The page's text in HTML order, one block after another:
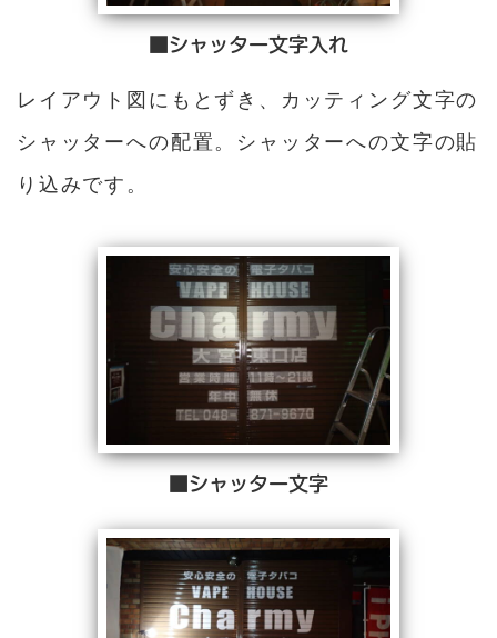
■シャッター文字入れ
レイアウト図にもとずき、カッティング文字の
シャッターへの配置。シャッターへの文字の貼
り込みです。
■シャッター文字